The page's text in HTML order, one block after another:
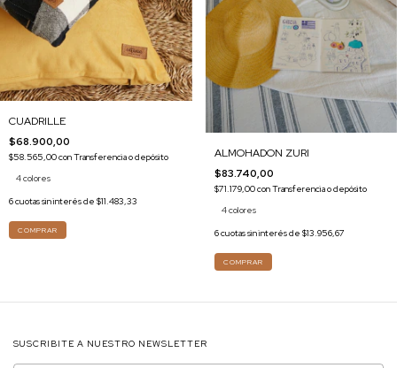
CUADRILLE
$68.900,00
$58.565,00conTransferencia o depósito
4 colores
6cuotas sin interés de $11.483,33
COMPRAR
ALMOHADON ZURI
$83.740,00
$71.179,00conTransferencia o depósito
4 colores
6cuotas sin interés de $13.956,67
COMPRAR
SUSCRIBITE A NUESTRO NEWSLETTER